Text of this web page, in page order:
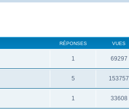
RÉPONSES VUES
1 69297
5 153757
1 33608